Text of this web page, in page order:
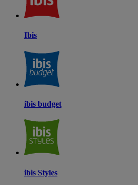
Ibis
ibis budget
ibis Styles